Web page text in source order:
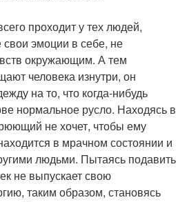
проходит у тех людей,
эмоции в себе, не
окружающим. А тем
человека изнутри, он
на то, что когда-нибудь
нормальное русло. Находясь в
не хочет, чтобы ему
в мрачном состоянии и
людьми. Пытаясь подавить
не выпускает свою
таким образом, становясь